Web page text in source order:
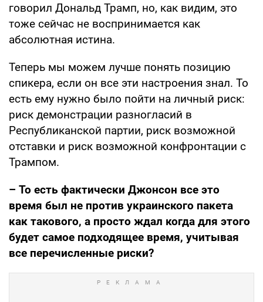
говорил Дональд Трамп, но, как видим, это
тоже сейчас не воспринимается как
абсолютная истина.
Теперь мы можем лучше понять позицию
спикера, если он все эти настроения знал. То
есть ему нужно было пойти на личный риск:
риск демонстрации разногласий в
Республиканской партии, риск возможной
отставки и риск возможной конфронтации с
Трампом.
– То есть фактически Джонсон все это
время был не против украинского пакета
как такового, а просто ждал когда для этого
будет самое подходящее время, учитывая
все перечисленные риски?